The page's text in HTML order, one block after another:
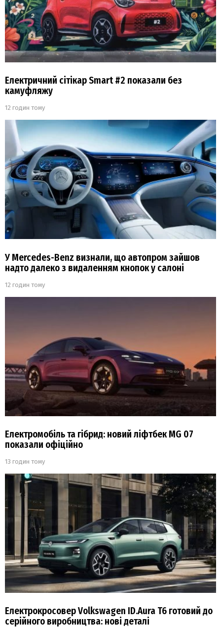
Електричний сітікар Smart #2 показали без
камуфляжу
12 годин тому
У Mercedes-Benz визнали, що автопром зайшов
надто далеко з видаленням кнопок у салоні
12 годин тому
Електромобіль та гібрид: новий ліфтбек MG 07
показали офіційно
13 годин тому
Електрокросовер Volkswagen ID.Aura T6 готовий до
серійного виробництва: нові деталі